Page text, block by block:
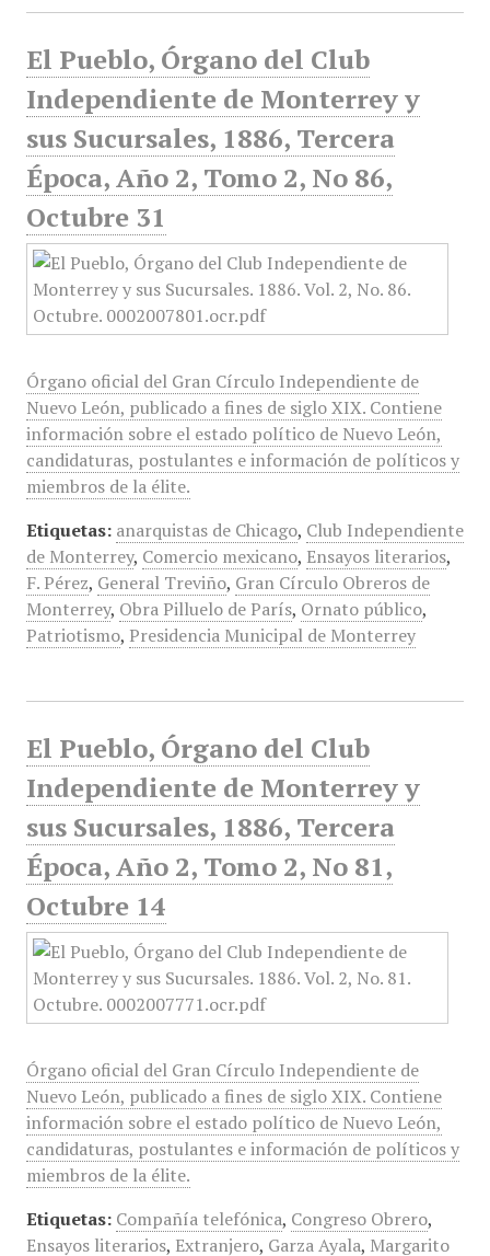
El Pueblo, Órgano del Club
Independiente de Monterrey y
sus Sucursales, 1886, Tercera
Época, Año 2, Tomo 2, No 86,
Octubre 31
Órgano oficial del Gran Círculo Independiente de
Nuevo León, publicado a fines de siglo XIX. Contiene
información sobre el estado político de Nuevo León,
candidaturas, postulantes e información de políticos y
miembros de la élite.
Etiquetas: anarquistas de Chicago, Club Independiente
de Monterrey, Comercio mexicano, Ensayos literarios,
F. Pérez, General Treviño, Gran Círculo Obreros de
Monterrey, Obra Pilluelo de París, Ornato público,
Patriotismo, Presidencia Municipal de Monterrey
El Pueblo, Órgano del Club
Independiente de Monterrey y
sus Sucursales, 1886, Tercera
Época, Año 2, Tomo 2, No 81,
Octubre 14
Órgano oficial del Gran Círculo Independiente de
Nuevo León, publicado a fines de siglo XIX. Contiene
información sobre el estado político de Nuevo León,
candidaturas, postulantes e información de políticos y
miembros de la élite.
Etiquetas: Compañía telefónica, Congreso Obrero,
Ensayos literarios, Extranjero, Garza Ayala, Margarito